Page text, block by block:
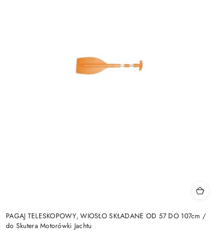
PAGAJ TELESKOPOWY, WIOSŁO SKŁADANE OD 57 DO 107cm /
do Skutera Motorówki Jachtu